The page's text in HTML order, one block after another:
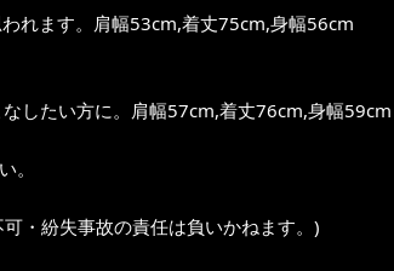
れます。肩幅53cm,着丈75cm,身幅56cm
したい方に。肩幅57cm,着丈76cm,身幅59cm
。
・紛失事故の責任は負いかねます。)